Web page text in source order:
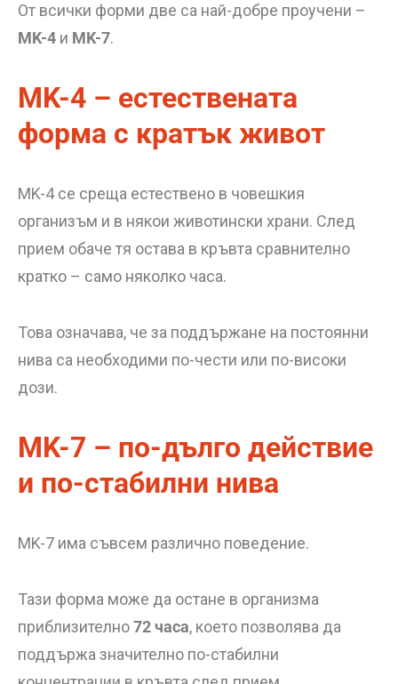
От всички форми две са най-добре проучени –
MK-4 и MK-7.
MK-4 – естествената
форма с кратък живот
MK-4 се среща естествено в човешкия
организъм и в някои животински храни. След
прием обаче тя остава в кръвта сравнително
кратко – само няколко часа.
Това означава, че за поддържане на постоянни
нива са необходими по-чести или по-високи
дози.
MK-7 – по-дълго действие
и по-стабилни нива
MK-7 има съвсем различно поведение.
Тази форма може да остане в организма
приблизително72 часа, което позволява да
поддържа значително по-стабилни